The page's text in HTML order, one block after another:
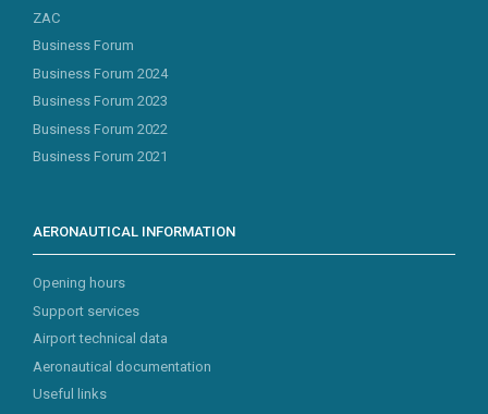
ZAC
Business Forum
Business Forum 2024
Business Forum 2023
Business Forum 2022
Business Forum 2021
AERONAUTICAL INFORMATION
Opening hours
Support services
Airport technical data
Aeronautical documentation
Useful links